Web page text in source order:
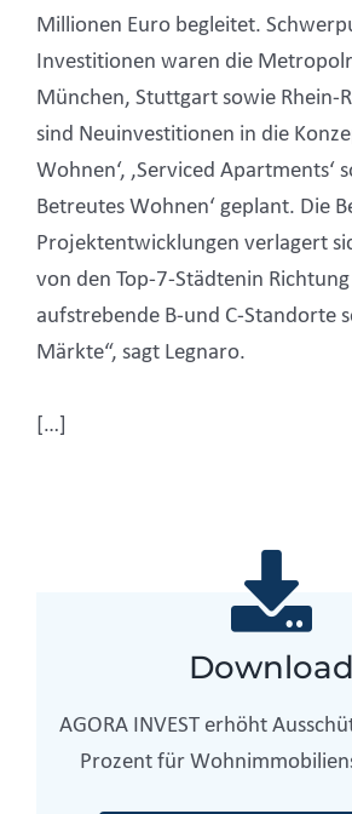
Millionen Euro begleitet.
Investitionen waren die
München, Stuttgart sowie Rhein-
sind Neuinvestitionen in die
Wohnen‘, ,Serviced Apartments‘
Betreutes Wohnen‘ geplant. Die
Projektentwicklungen verlagert
von den Top-7-Städtenin
aufstrebende B-und C-Standorte
Märkte“, sagt Legnaro.
[…]
Download
AGORA INVEST erhöht
Prozent für